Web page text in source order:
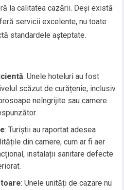
la calitatea cazării. Deși există
servicii excelente, nu toate
standardele așteptate.
: Unele hoteluri au fost
scăzut de curățenie, inclusiv
neîngrijite sau camere
: Turiștii au raportat adesea
din camere, cum ar fi aer
instalații sanitare defecte
: Unele unități de cazare nu